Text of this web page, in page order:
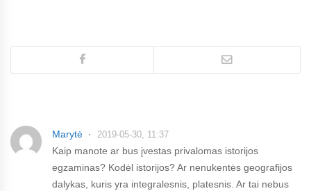
Marytė 2019-05-30, 11:37
Kaip manote ar bus įvestas privalomas istorijos
egzaminas? Kodėl istorijos? Ar nenukentės geografijos
dalykas, kuris yra integralesnis, platesnis. Ar tai nebus